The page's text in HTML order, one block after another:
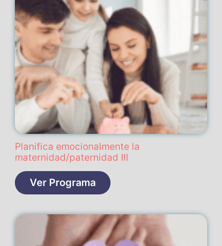
Planifica emocionalmente la
maternidad/paternidad III
Ver Programa